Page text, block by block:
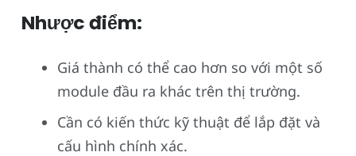
Nhược điểm:
Giá thành có thể cao hơn so với một số
module đầu ra khác trên thị trường.
Cần có kiến thức kỹ thuật để lắp đặt và
cấu hình chính xác.